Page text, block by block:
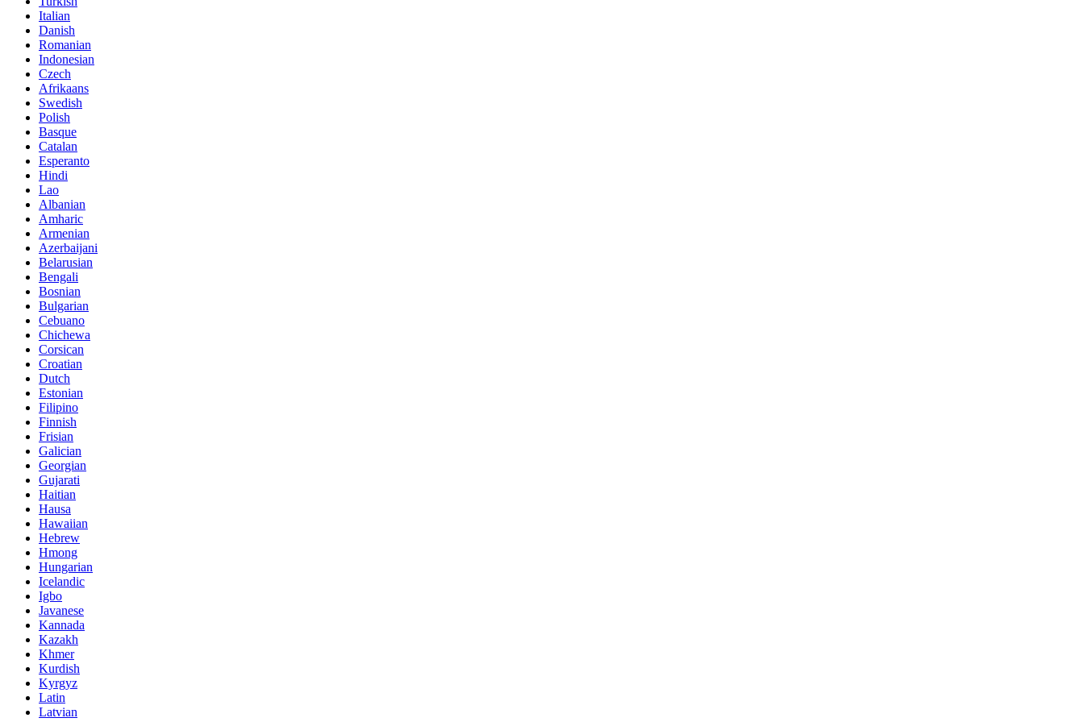
Italian
Danish
Romanian
Indonesian
Czech
Afrikaans
Swedish
Polish
Basque
Catalan
Esperanto
Hindi
Lao
Albanian
Amharic
Armenian
Azerbaijani
Belarusian
Bengali
Bosnian
Bulgarian
Cebuano
Chichewa
Corsican
Croatian
Dutch
Estonian
Filipino
Finnish
Frisian
Galician
Georgian
Gujarati
Haitian
Hausa
Hawaiian
Hebrew
Hmong
Hungarian
Icelandic
Igbo
Javanese
Kannada
Kazakh
Khmer
Kurdish
Kyrgyz
Latin
Latvian